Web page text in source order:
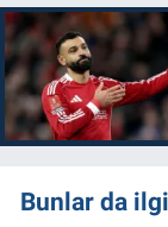
Bunlar da